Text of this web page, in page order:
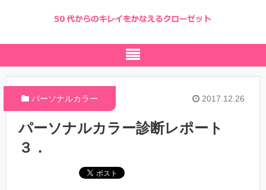
2017.12.26
パーソナルカラー
パーソナルカラー診断レポート
３．